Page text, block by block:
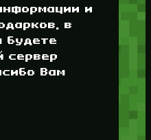
и
в
будете
сервер
Вам